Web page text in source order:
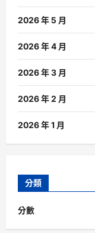
2026 年 5 月
2026 年 4 月
2026 年 3 月
2026 年 2 月
2026 年 1 月
分類
分數